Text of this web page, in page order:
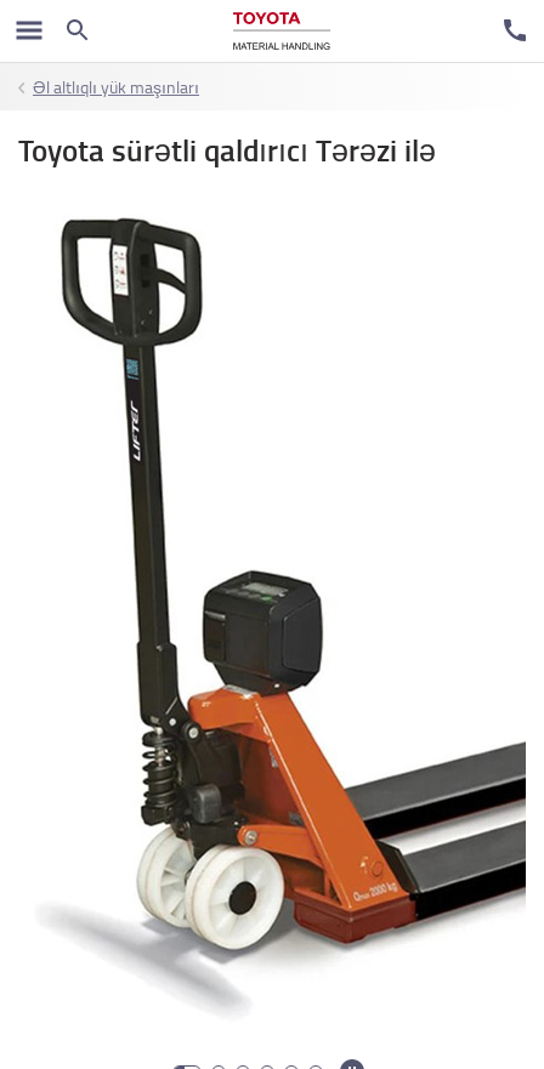
Əl altlıqlı yük maşınları
Toyota sürətli qaldırıcı Tərəzi ilə